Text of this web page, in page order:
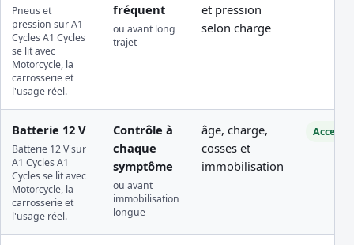
Pneus et
pression sur A1
Cycles A1 Cycles
se lit avec
Motorcycle, la
carrosserie et
l'usage réel.
fréquent
ou avant long
trajet
et pression
selon charge
Batterie 12 V
Batterie 12 V sur
A1 Cycles A1
Cycles se lit avec
Motorcycle, la
carrosserie et
l'usage réel.
Contrôle à
chaque
symptôme
ou avant
immobilisation
longue
âge, charge,
cosses et
immobilisation